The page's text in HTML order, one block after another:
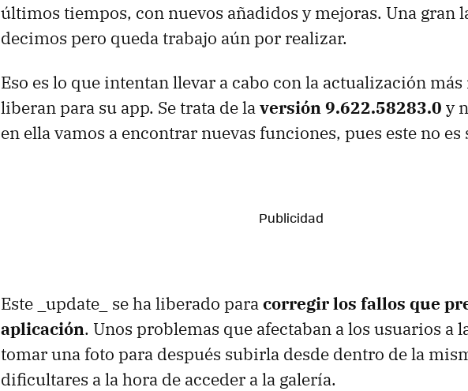
últimos tiempos, con nuevos añadidos y mejoras. Una gran
decimos pero queda trabajo aún por realizar.
Eso es lo que intentan llevar a cabo con la actualización
liberan para su app. Se trata de laversión 9.622.58283.0 y
en ella vamos a encontrar nuevas funciones, pues este no es
Este _update_ se ha liberado paracorregir los fallos que
aplicación. Unos problemas que afectaban a los usuarios a
tomar una foto para después subirla desde dentro de la
dificultares a la hora de acceder a la galería.